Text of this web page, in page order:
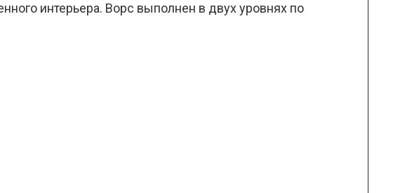
интерьера. Ворс выполнен в двух уровнях по